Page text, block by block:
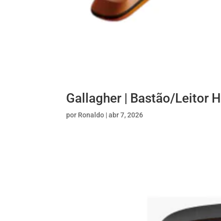
Gallagher | Bastão/Leitor
por Ronaldo |abr 7, 2026